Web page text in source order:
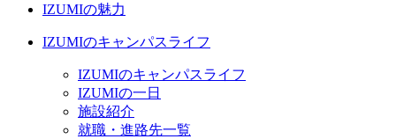
IZUMIの魅力
IZUMIのキャンパスライフ
IZUMIのキャンパスライフ
IZUMIの一日
施設紹介
就職・進路先一覧